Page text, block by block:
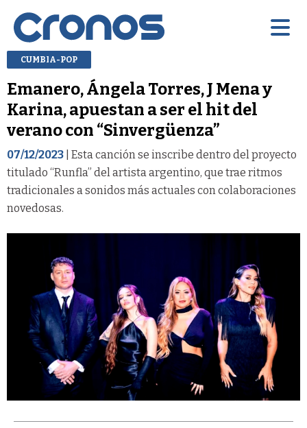
CUMBIA-POP
Emanero, Ángela Torres, J Mena y
Karina, apuestan a ser el hit del
verano con “Sinvergüenza”
07/12/2023 | Esta canción se inscribe dentro del proyecto
titulado “Runfla” del artista argentino, que trae ritmos
tradicionales a sonidos más actuales con colaboraciones
novedosas.